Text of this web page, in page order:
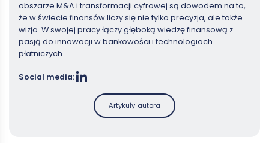
obszarze M&A i transformacji cyfrowej są dowodem na to,
że w świecie finansów liczy się nie tylko precyzja, ale także
wizja. W swojej pracy łączy głęboką wiedzę finansową z
pasją do innowacji w bankowości i technologiach
płatniczych.
Social media:
Artykuły autora